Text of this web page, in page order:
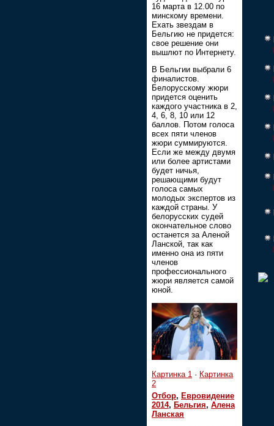
16 марта в 12.00 по
минскому времени.
Ехать звездам в
Бельгию не придется:
свое решение они
вышлют по Интернету.
В Бельгии выбрали 6
финалистов.
Белорусскому жюри
придется оценить
каждого участника в 2,
4, 6, 8, 10 или 12
баллов. Потом голоса
всех пяти членов
жюри суммируются.
Если же между двумя
или более артистами
будет ничья,
решающими будут
голоса самых
молодых экспертов из
каждой страны. У
белорусских судей
окончательное слово
останется за Аленой
Ланской, так как
именно она из пяти
членов
профессионального
жюри является самой
юной.
Картинка 1 · Картинка
2
Отбор, Евровидение
2014, Бельгия, Алена
Ланская